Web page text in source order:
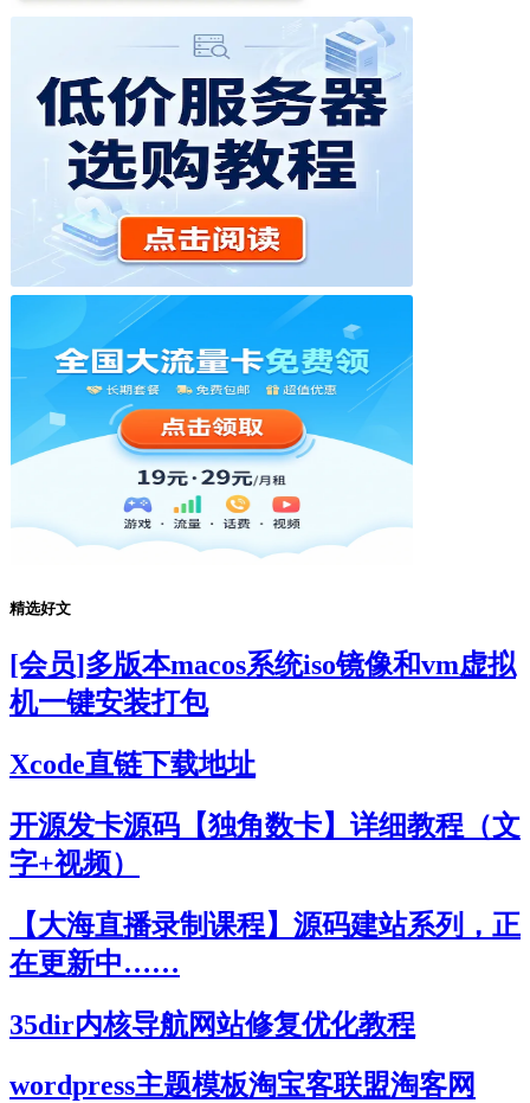
精选好文
[会员]多版本macos系统iso镜像和vm虚拟
机一键安装打包
Xcode直链下载地址
开源发卡源码【独角数卡】详细教程（文
字+视频）
【大海直播录制课程】源码建站系列，正
在更新中……
35dir内核导航网站修复优化教程
wordpress主题模板淘宝客联盟淘客网